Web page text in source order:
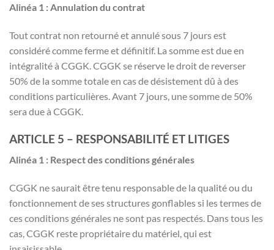
Alinéa 1 : Annulation du contrat
Tout contrat non retourné et annulé sous 7 jours est
considéré comme ferme et définitif. La somme est due en
intégralité à CGGK. CGGK se réserve le droit de reverser
50% de la somme totale en cas de désistement dû à des
conditions particulières. Avant 7 jours, une somme de 50%
sera due à CGGK.
ARTICLE 5 – RESPONSABILITÉ ET LITIGES
Alinéa 1 : Respect des conditions générales
CGGK ne saurait être tenu responsable de la qualité ou du
fonctionnement de ses structures gonflables si les termes de
ces conditions générales ne sont pas respectés. Dans tous les
cas, CGGK reste propriétaire du matériel, qui est